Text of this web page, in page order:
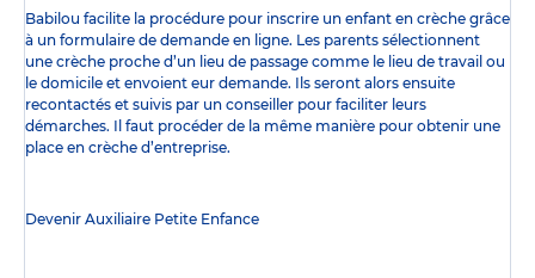
Babilou facilite la procédure pour inscrire un enfant en crèche grâce
à un formulaire de demande en ligne. Les parents sélectionnent
une crèche proche d’un lieu de passage comme le lieu de travail ou
le domicile et envoient eur demande. Ils seront alors ensuite
recontactés et suivis par un conseiller pour faciliter leurs
démarches. Il faut procéder de la même manière pour obtenir une
place en crèche d’entreprise.
Devenir Auxiliaire Petite Enfance